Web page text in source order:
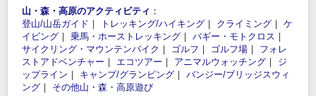
山・森・高原のアクティビティ ：
登山/山岳ガイド ｜ トレッキング/ハイキング ｜ クライミング ｜ ケ
イビング ｜ 乗馬・ホーストレッキング ｜ バギー・モトクロス ｜
サイクリング・マウンテンバイク ｜ ゴルフ ｜ ゴルフ場 ｜ フォレ
ストアドベンチャー ｜ エコツアー ｜ アニマルウォッチング ｜ ジ
ップライン ｜ キャンプ/グランピング ｜ バンジー/ブリッジスウィ
ング ｜ その他山・森・高原遊び